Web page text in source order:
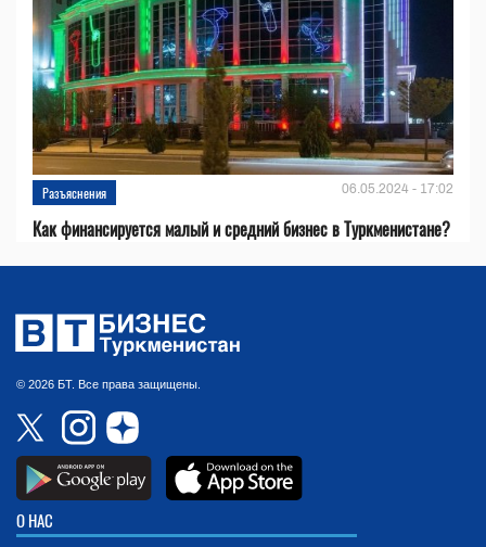
Разъяснения 06.05.2024 - 17:02
Как финансируется малый и средний бизнес в Туркменистане?
© 2026 БТ. Все права защищены.
О НАС